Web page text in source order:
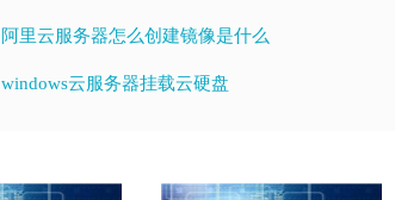
阿里云服务器怎么创建镜像是什么
windows云服务器挂载云硬盘